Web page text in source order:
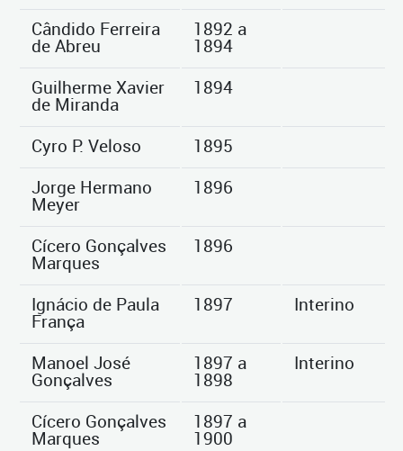
Cândido Ferreira
de Abreu
1892 a
1894
Guilherme Xavier
de Miranda
1894
Cyro P. Veloso
1895
Jorge Hermano
Meyer
1896
Cícero Gonçalves
Marques
1896
Ignácio de Paula
França
1897 Interino
Manoel José
Gonçalves
1897 a
1898
Interino
Cícero Gonçalves
Marques
1897 a
1900